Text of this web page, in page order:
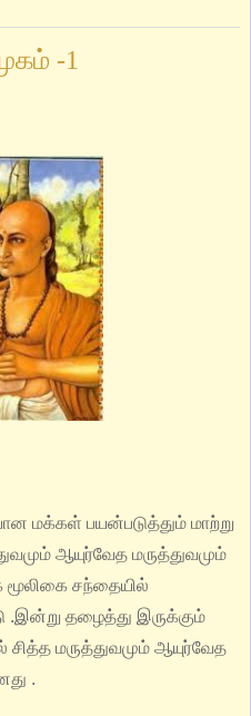
-1
மக்கள் பயன்படுத்தும் மாற்று
ஆயுர்வேத மருத்துவமும்
மூலிகை சந்தையில்
.இன்று தழைத்து இருக்கும்
மருத்துவமும் ஆயுர்வேத
.